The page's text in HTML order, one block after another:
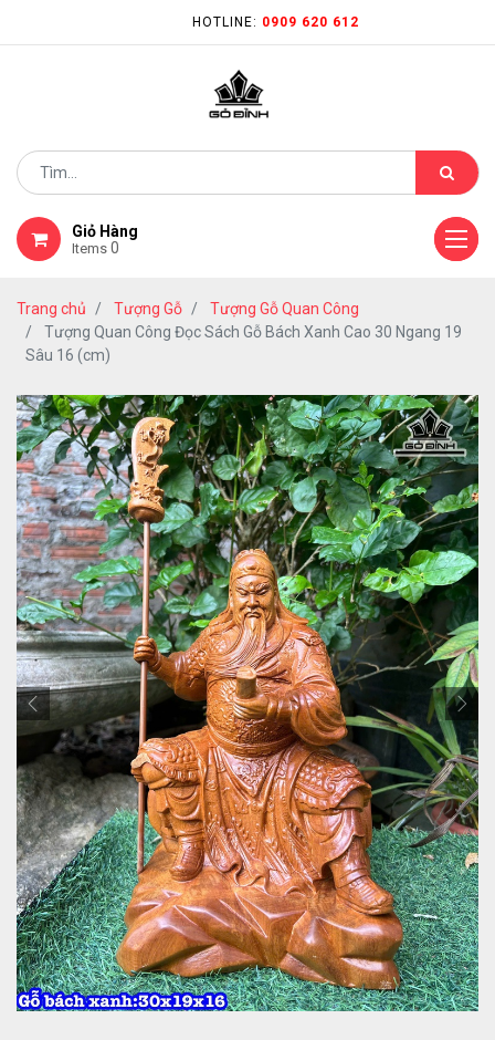
HOTLINE: 0909 620 612
Giỏ Hàng
Items 0
Trang chủ Tượng Gỗ
Tượng Gỗ Quan Công
Tượng Quan Công Đọc Sách Gỗ Bách Xanh Cao 30 Ngang 19
Sâu 16 (cm)